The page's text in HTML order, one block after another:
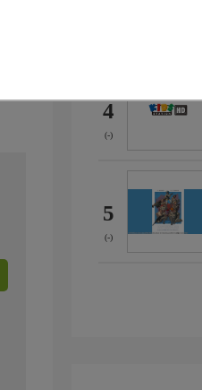
4
(-)
5
(-)